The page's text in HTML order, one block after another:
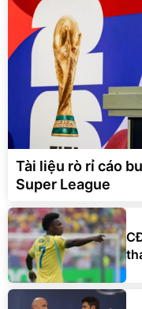
Tài liệu rò rỉ cáo
Super League